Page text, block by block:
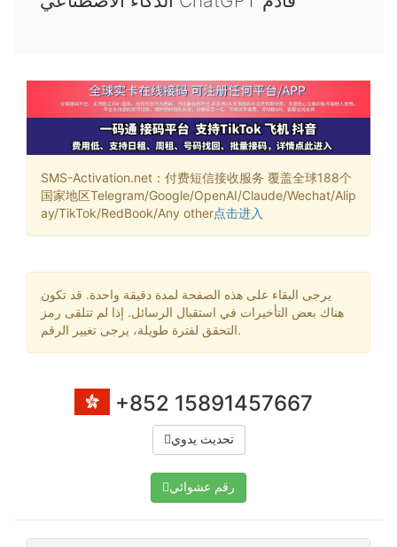
SMS-Activation.net：付费短信接收服务 覆盖全球188个
国家地区Telegram/Google/OpenAI/Claude/Wechat/Alip
ay/TikTok/RedBook/Any other点击进入
يرجى البقاء على هذه الصفحة لمدة دقيقة واحدة. قد تكون
هناك بعض التأخيرات في استقبال الرسائل. إذا لم تتلقى رمز
التحقق لفترة طويلة، يرجى تغيير الرقم.
+852 15891457667
تحديث يدوي
رقم عشوائي